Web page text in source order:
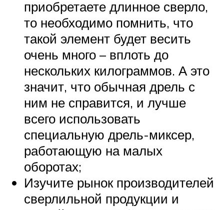
приобретаете длинное сверло,
то необходимо помнить, что
такой элемент будет весить
очень много – вплоть до
нескольких килограммов. А это
значит, что обычная дрель с
ним не справится, и лучше
всего использовать
специальную дрель-миксер,
работающую на малых
оборотах;
Изучите рынок производителей
сверлильной продукции и